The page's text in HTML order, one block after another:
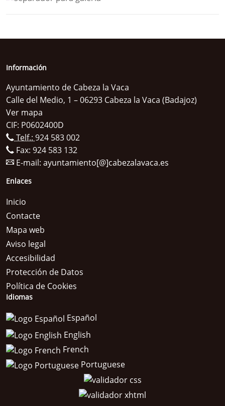
Información
Ayuntamiento de Cabeza la Vaca
Calle del Medio, 1 – 06293 Cabeza la Vaca (Badajoz)
Ver mapa
CIF: P0602400D
Telf.:924 583 002
Fax: 924 583 132
E-mail: ayuntamiento[@]cabezalavaca.es
Enlaces
Inicio
Contacte
Mapa web
Aviso legal
Accesibilidad
Protección de Datos
Política de Cookies
Idiomas
Español
English
French
Portuguese